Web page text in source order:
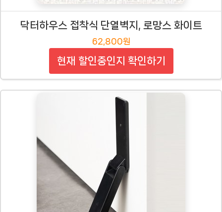
닥터하우스 접착식 단열벽지, 로망스 화이트
62,800원
현재 할인중인지 확인하기